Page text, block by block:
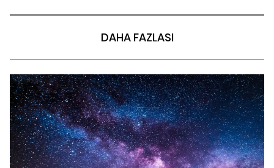
DAHA FAZLASI